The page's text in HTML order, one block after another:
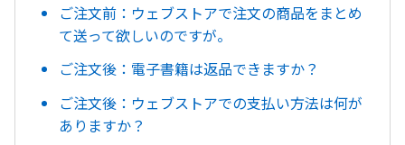
ご注文前：ウェブストアで注文の商品をまとめ
て送って欲しいのですが。
ご注文後：電子書籍は返品できますか？
ご注文後：ウェブストアでの支払い方法は何が
ありますか？